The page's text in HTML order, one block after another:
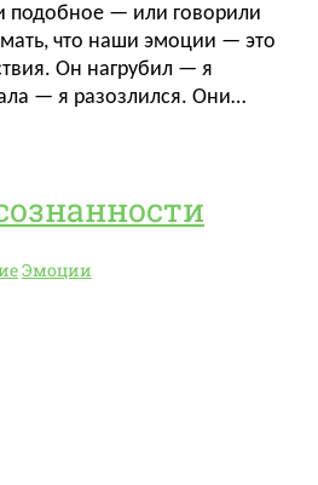
подобное — или говорили
что наши эмоции — это
Он нагрубил — я
— я разозлился. Они…
Эмоции